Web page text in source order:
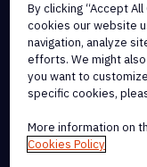
Cookiebeleid
Copyrightbeleid
Alle voorwaarden en
© 2026 Nitro Software,
Nitro, het Nitro-logo,
By clicking “Accept
cookies our website
navigation, analyze
efforts. We might
you want to
specific cookies,
More information on
Cookies Policy